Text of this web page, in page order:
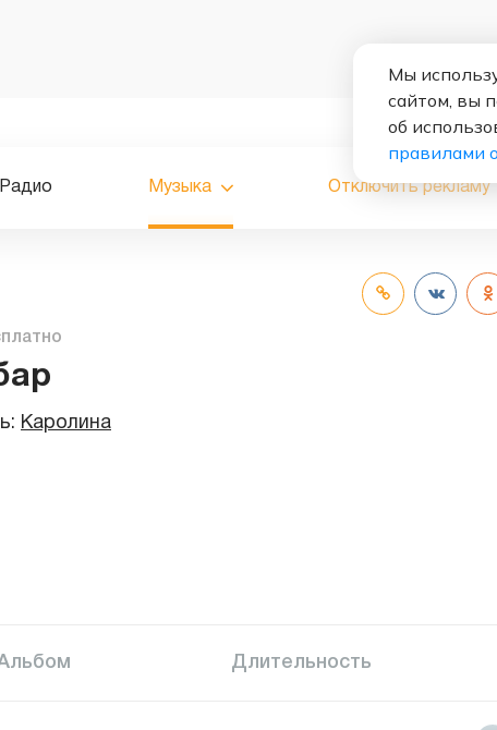
Музыка Отключить рекламу
Каролина
Длительность
Мы
сайтом, вы
об
правилами